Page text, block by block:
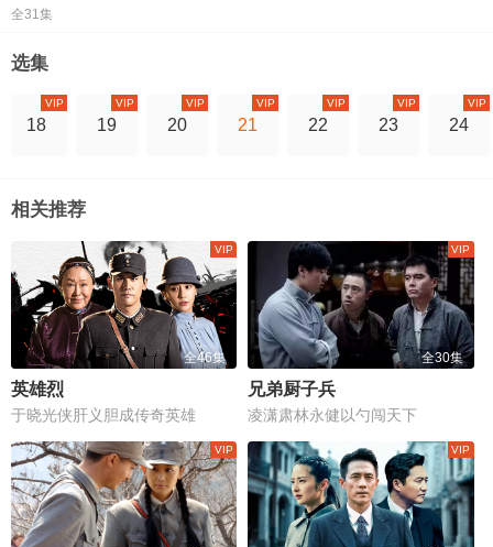
全31集
选集
18
VIP
19
VIP
20
VIP
21
VIP
22
VIP
23
VIP
24
VIP
相关推荐
全46集
英雄烈
于晓光侠肝义胆成传奇英雄
全30集
兄弟厨子兵
凌潇肃林永健以勺闯天下